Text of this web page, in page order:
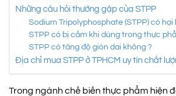
Những câu hỏi thường gặp của STPP
Sodium Tripolyphosphate (STPP) có hại
STPP có bị cấm khi dùng trong thực
STPP có tăng độ giòn dai không ?
Địa chỉ mua STPP ở TPHCM uy tín chất
Trong ngành chế biến thực phẩm hiện